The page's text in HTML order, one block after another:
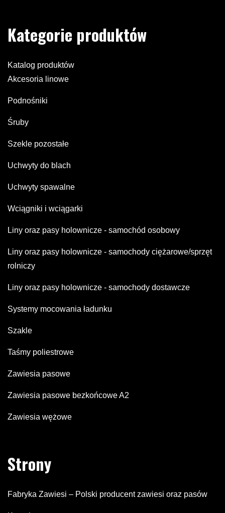
Kategorie produktów
Katalog produktów
Akcesoria linowe
Podnośniki
Śruby
Szekle pozostałe
Uchwyty do blach
Uchwyty spawalne
Wciągniki i wciągarki
Liny oraz pasy holownicze - samochód osobowy
Liny oraz pasy holownicze - samochody ciężarowe/sprzęt
rolniczy
Liny oraz pasy holownicze - samochody dostawcze
Systemy mocowania ładunku
Szakle
Taśmy poliestrowe
Zawiesia pasowe
Zawiesia pasowe bezkońcowe A2
Zawiesia wężowe
Strony
Fabryka Zawiesi – Polski producent zawiesi oraz pasów